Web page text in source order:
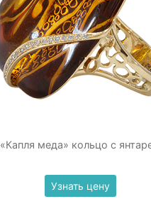
«Капля меда» кольцо с
Узнать цену